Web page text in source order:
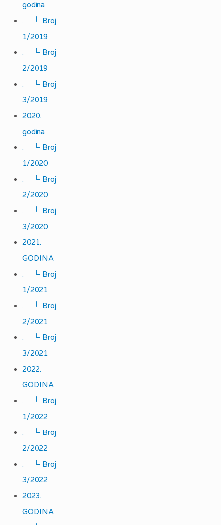
godina
.
|_
Broj
1/2019
.
|_
Broj
2/2019
.
|_
Broj
3/2019
2020.
godina
.
|_
Broj
1/2020
.
|_
Broj
2/2020
.
|_
Broj
3/2020
2021.
GODINA
.
|_
Broj
1/2021
.
|_
Broj
2/2021
.
|_
Broj
3/2021
2022.
GODINA
.
|_
Broj
1/2022
.
|_
Broj
2/2022
.
|_
Broj
3/2022
2023.
GODINA